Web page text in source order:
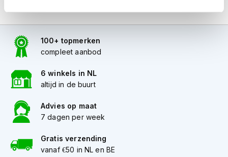
k
h
e
l
m
n
e
r
e
m
o
100+ topmerken
compleet aanbod
6 winkels in NL
altijd in de buurt
Advies op maat
7 dagen per week
Gratis verzending
vanaf €50 in NL en BE